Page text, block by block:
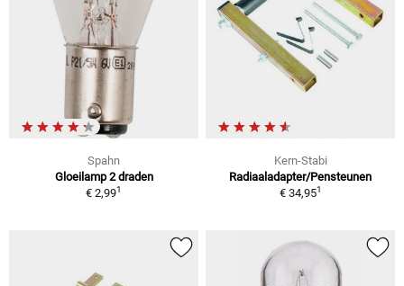
Spahn
Gloeilamp 2 draden
€ 2,991
Kern-Stabi
Radiaaladapter/Pensteunen
€ 34,951